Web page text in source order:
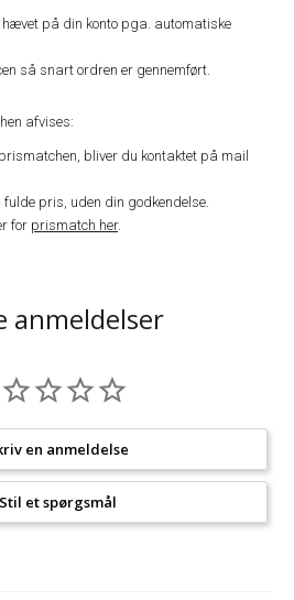
på din konto pga. automatiske
så snart ordren er gennemført.
afvises:
bliver du kontaktet på mail
pris, uden din godkendelse.
for prismatch her.
anmeldelser
en anmeldelse
Stil et spørgsmål